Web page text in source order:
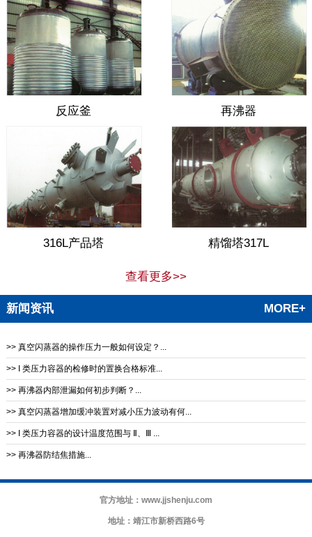
反应釜 再沸器
316L产品塔 精馏塔317L
查看更多>>
新闻资讯 MORE+
>> 真空闪蒸器的操作压力一般如何设定？...
>> I 类压力容器的检修时的置换合格标准...
>> 再沸器内部泄漏如何初步判断？...
>> 真空闪蒸器增加缓冲装置对减小压力波动有何...
>> I 类压力容器的设计温度范围与 Ⅱ、Ⅲ ...
>> 再沸器防结焦措施‌...
官方地址：www.jjshenju.com
地址：靖江市新桥西路6号